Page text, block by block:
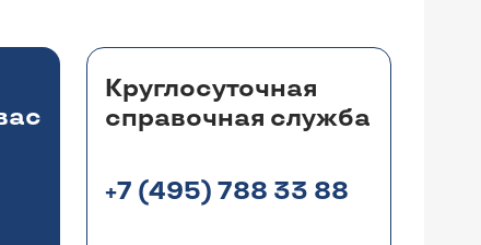
Круглосуточная
справочная служба
+7 (495) 788 33 88